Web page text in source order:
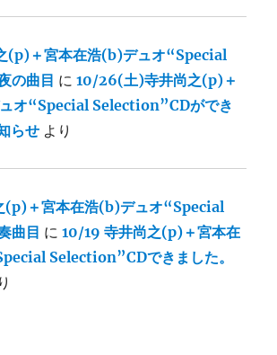
(p)＋宮本在浩(b)デュオ“Special
の曲目 に10/26(土)寺井尚之(p)＋
オ“Special Selection”CDができ
らせ より
(p)＋宮本在浩(b)デュオ“Special
曲目 に10/19 寺井尚之(p)＋宮本在
Selection”CDできました。